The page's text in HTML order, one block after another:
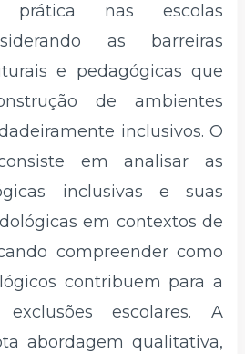
prática nas escolas
as barreiras
e pedagógicas que
de ambientes
inclusivos. O
em analisar as
inclusivas e suas
em contextos de
compreender como
contribuem para a
escolares. A
abordagem qualitativa,